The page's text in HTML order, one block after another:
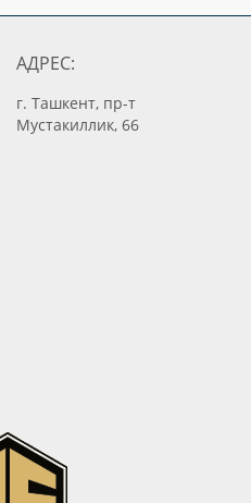
АДРЕС:
г. Ташкент, пр-т
Мустакиллик, 66